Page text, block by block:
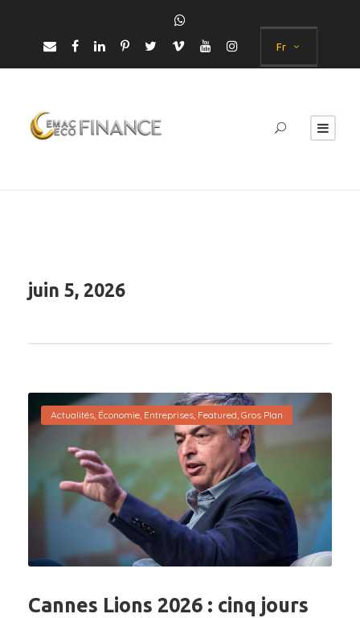
Fr
juin 5, 2026
Actualités, Économie, Entreprises, Featured, Gros Plan
Cannes Lions 2026 : cinq jours